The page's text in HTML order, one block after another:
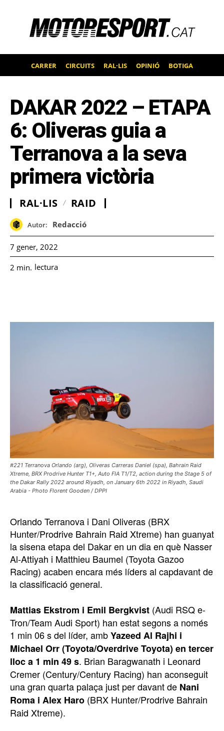
CARRER CIRCUITS RAL·LIS OPINIÓ BOTIGA
DAKAR 2022 – ETAPA
6: Oliveras guia a
Terranova a la seva
primera victòria
RAL·LIS RAID
Autor: Redacció
7 gener, 2022
2 min. lectura
#221 Terranova Orlando (arg), Oliveras Carreras Daniel (spa), Bahrain Raid
Xtreme, BRX Prodrive Hunter T1+, Auto FIA T1/T2, action during the Stage 5 of
the Dakar Rally 2022 around Riyadh, on January 6th 2022 in Riyadh, Saudi
Arabia - Photo Florent Gooden / DPPI
Orlando Terranova i Dani Oliveras (BRX
Hunter/Prodrive Bahrain Raid Xtreme) han guanyat
la sisena etapa del Dakar en un dia en què Nasser
Al-Attiyah i Matthieu Baumel (Toyota Gazoo
Racing) acaben encara més líders al capdavant de
la classificació general.
Mattias Ekstrom i Emil Bergkvist (Audi RSQ e-
Tron/Team Audi Sport) han estat segons a només
1 min 06 s del líder, ambYazeed Al Rajhi i
Michael Orr (Toyota/Overdrive Toyota) en tercer
lloc a 1 min 49 s. Brian Baragwanath i Leonard
Cremer (Century/Century Racing) han aconseguit
una gran quarta palaça just per davant de Nani
Roma i Alex Haro (BRX Hunter/Prodrive Bahrain
Raid Xtreme).